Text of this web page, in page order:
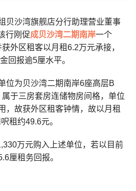
贝沙湾旗舰店分行助理营业董事
行刚促成贝沙湾二期南岸一个
外区租客以月租6.2万元承接，
回报逾5厘水平。
位为贝沙湾二期南岸6座高层B
于三房套房连储物房间格，单位
，故获外区租客钟情，故以月租
租约49.6元。
万元购入上述单位，若以目前
厘租务回报。